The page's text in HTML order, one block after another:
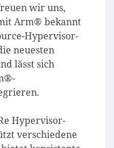
wir uns,
Arm® bekannt
Hypervisor-
neuesten
lässt sich
Hypervisor-
verschiedene